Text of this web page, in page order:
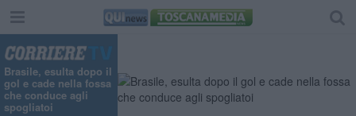
Brasile, esulta dopo il
gol e cade nella fossa
che conduce agli
spogliatoi